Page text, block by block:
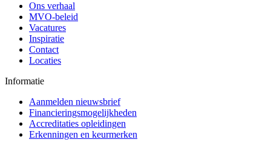
Ons verhaal
MVO-beleid
Vacatures
Inspiratie
Contact
Locaties
Informatie
Aanmelden nieuwsbrief
Financieringsmogelijkheden
Accreditaties opleidingen
Erkenningen en keurmerken